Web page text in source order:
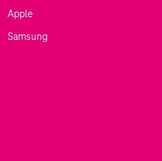
Apple
Samsung